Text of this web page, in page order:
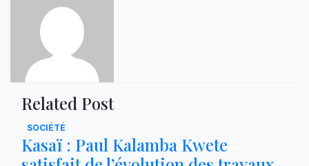
Related Post
SOCIÉTÉ
Kasaï : Paul Kalamba Kwete